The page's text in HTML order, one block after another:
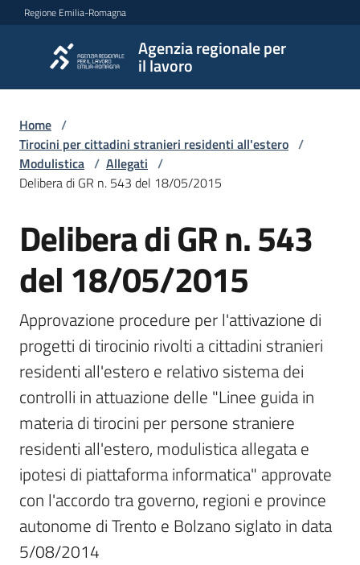
Vai al contenuto
Vai alla navigazione
Vai al footer
Regione Emilia-Romagna
Agenzia regionale per
il lavoro
Agenzia
regionale
per il
L'Agenzia
Novità
Servizi
I
centri
per
l'impiego
Lavoro
per
te
Home /
Tirocini per cittadini stranieri residenti all'estero /
Modulistica / Allegati /
Delibera di GR n. 543 del 18/05/2015
Delibera di GR n. 543
del 18/05/2015
Approvazione procedure per l'attivazione di
progetti di tirocinio rivolti a cittadini stranieri
residenti all'estero e relativo sistema dei
controlli in attuazione delle "Linee guida in
materia di tirocini per persone straniere
residenti all'estero, modulistica allegata e
ipotesi di piattaforma informatica" approvate
con l'accordo tra governo, regioni e province
autonome di Trento e Bolzano siglato in data
5/08/2014